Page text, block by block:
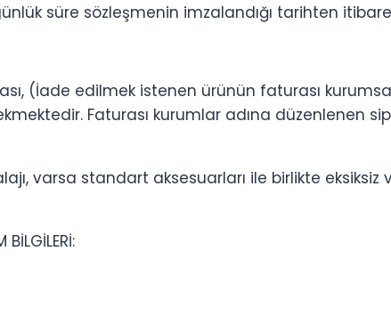
süre sözleşmenin imzalandığı tarihten
(İade edilmek istenen ürünün faturası
Faturası kurumlar adına düzenlenen
varsa standart aksesuarları ile birlikte eksiksiz
BİLGİLERİ: